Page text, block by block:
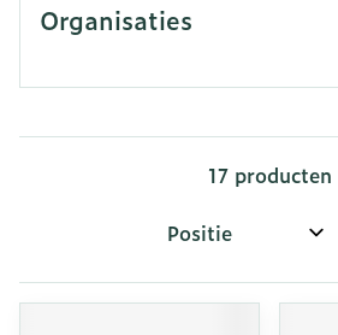
Organisaties
17producten
Sorteer op: